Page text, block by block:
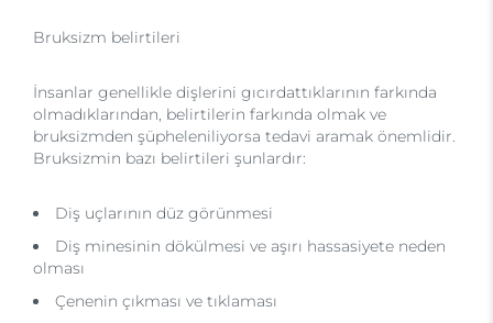
Bruksizm belirtileri
İnsanlar genellikle dişlerini gıcırdattıklarının farkında
olmadıklarından, belirtilerin farkında olmak ve
bruksizmden şüpheleniliyorsa tedavi aramak önemlidir.
Bruksizmin bazı belirtileri şunlardır:
Diş uçlarının düz görünmesi
Diş minesinin dökülmesi ve aşırı hassasiyete neden
olması
Çenenin çıkması ve tıklaması